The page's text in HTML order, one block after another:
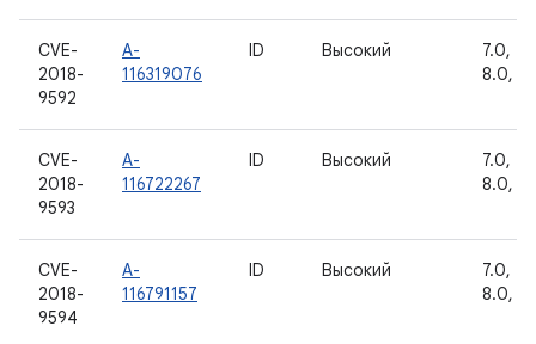
CVE-
2018-
9592
A-
116319076
ID Высокий
7.0,
8.0,
CVE-
2018-
9593
A-
116722267
ID Высокий
7.0,
8.0,
CVE-
2018-
9594
A-
116791157
ID Высокий
7.0,
8.0,